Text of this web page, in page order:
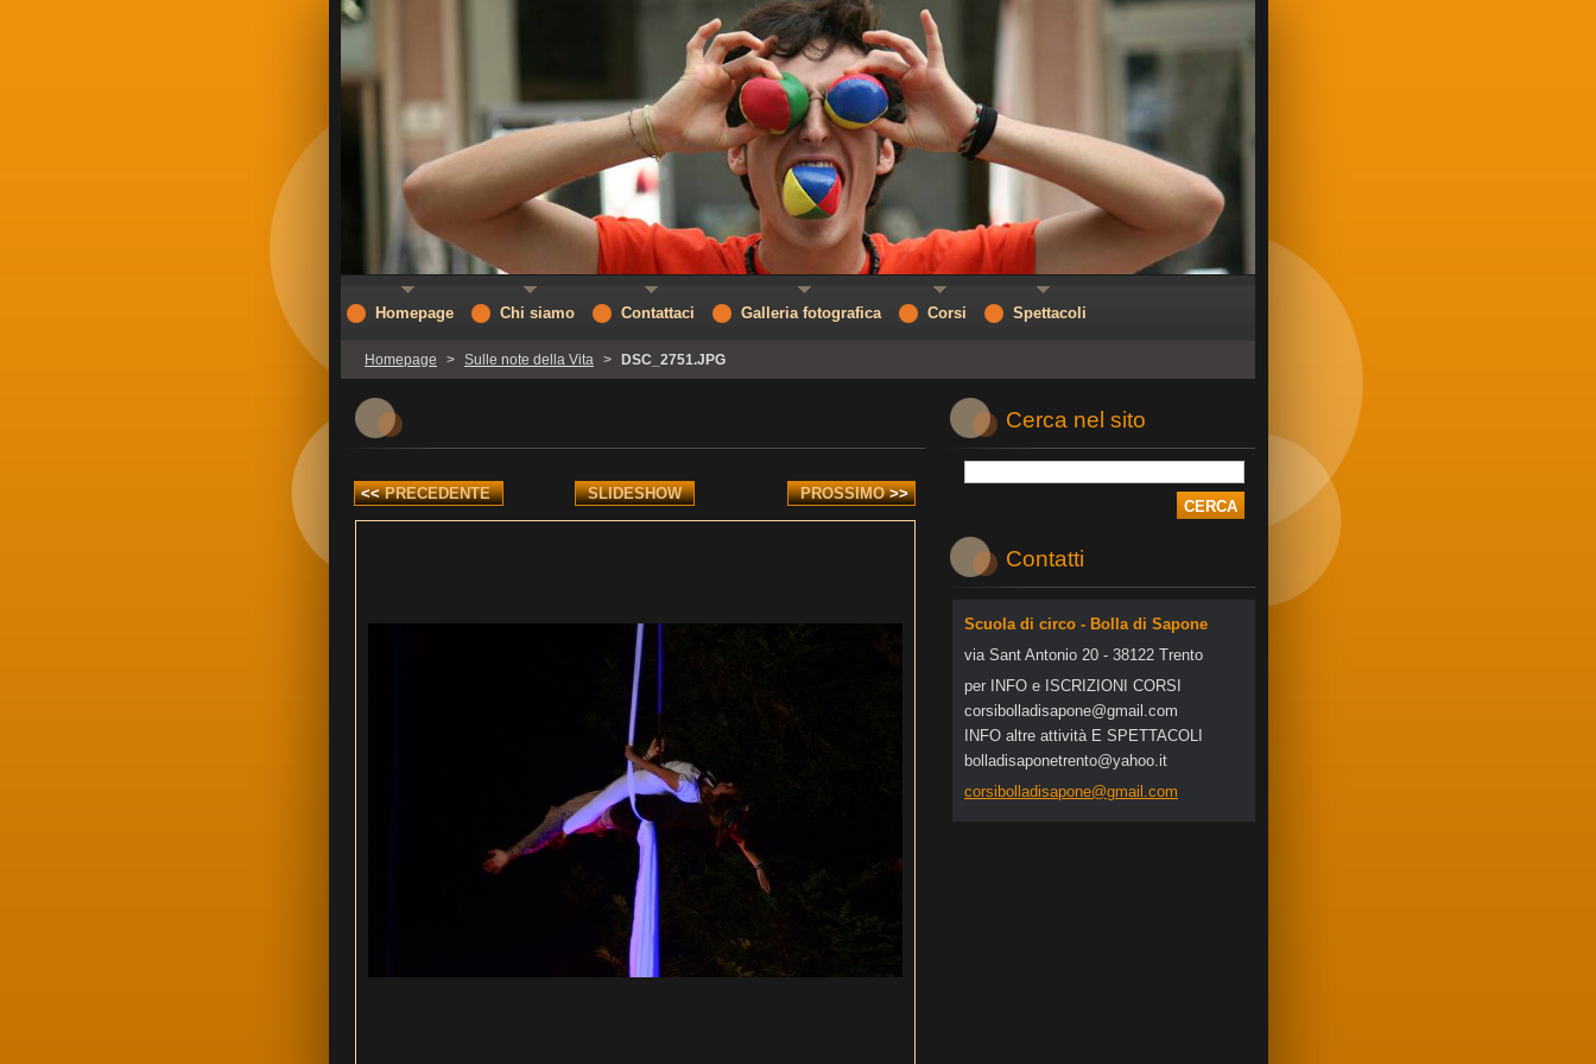
Homepage > Sulle note della Vita > DSC_2751.JPG
<< PRECEDENTE SLIDESHOW PROSSIMO >>
Cerca nel sito
Contatti
Scuola di circo - Bolla di Sapone
via Sant Antonio 20 - 38122 Trento
per INFO e ISCRIZIONI CORSI
corsibol ladisapone@gmail .com
INFO altre attività E SPETTACOLI
bolladisaponetrento@yahoo.it
corsibolladisapone@gmail.com
Homepage Chi siamo Contattaci Galleria fotografica Corsi Spettacoli